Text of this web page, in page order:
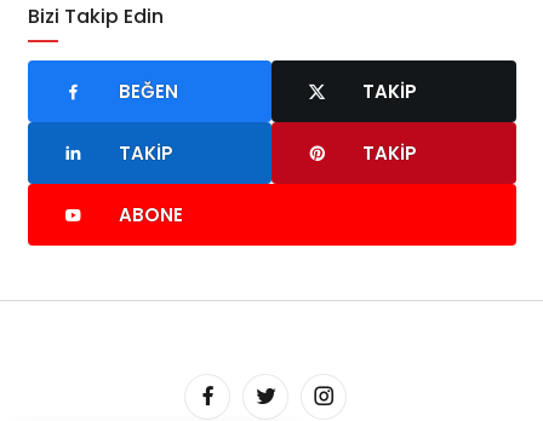
Bizi Takip Edin
BEĞEN TAKIP
TAKIP TAKIP
ABONE